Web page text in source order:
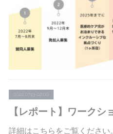
2022.07.13 02:00
詳細はこちらをご覧ください。